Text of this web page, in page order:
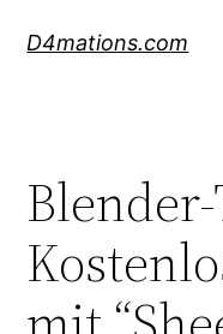
D4mations.com